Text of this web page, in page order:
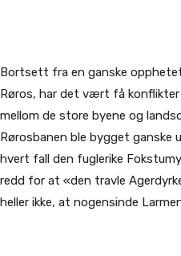
Bortsett fra en ganske
Røros, har det vært få
mellom de store byene og
Rørosbanen ble bygget
hvert fall den fuglerike
redd for at «den travle
heller ikke, at nogensinde